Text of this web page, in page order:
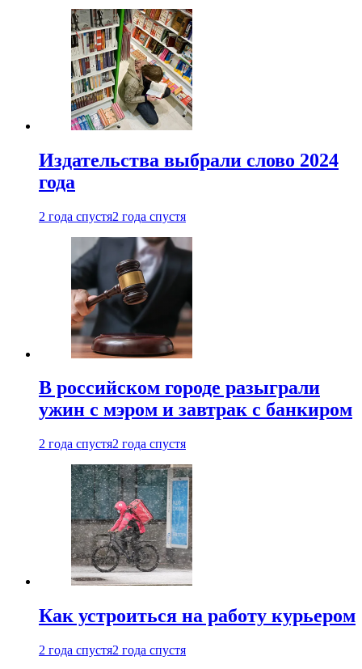
Издательства выбрали слово 2024
года
2 года спустя2 года спустя
В российском городе разыграли
ужин с мэром и завтрак с банкиром
2 года спустя2 года спустя
Как устроиться на работу курьером
2 года спустя2 года спустя